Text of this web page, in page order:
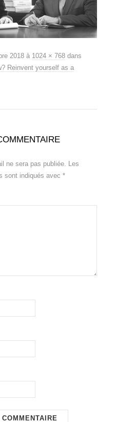
2018 à 1024 × 768 dans
Reinvent yourself as a
ne sera pas publiée. Les
sont indiqués avec *